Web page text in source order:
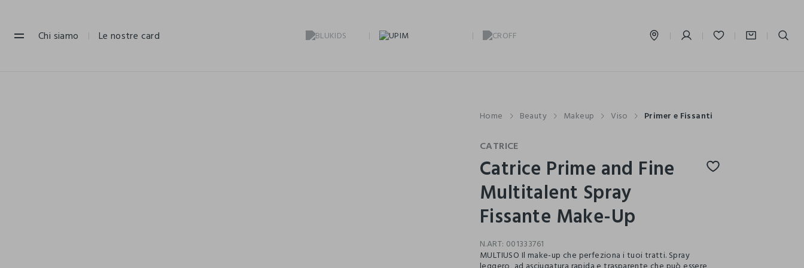
Chi siamo Le nostre card
Home Beauty Makeup Viso Primer e Fissanti
CATRICE
Catrice Prime and Fine
Multitalent Spray
Fissante Make-Up
N.ART: 001333761
MULTIUSO Il make-up che perfeziona i tuoi tratti. Spray